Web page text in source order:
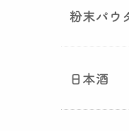
国産（熊本産
つけて丁寧に
』が完成し